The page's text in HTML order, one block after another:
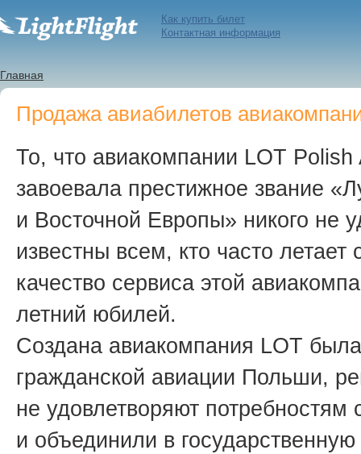
Как купить билет
Контактная информация
Главная
Продажа авиабилетов
То, что авиакомпании LOT
завоевала престижное звание
и Восточной Европы» никого не
известны всем, кто часто
качество сервиса этой
летний юбилей.
Создана авиакомпания LOT
гражданской авиации Польши,
не удовлетворяют
и объединили в